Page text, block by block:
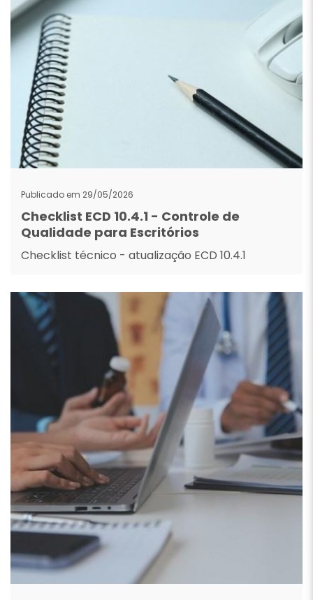
Publicado em 29/05/2026
Checklist ECD 10.4.1 - Controle de
Qualidade para Escritórios
Checklist técnico - atualização ECD 10.4.1